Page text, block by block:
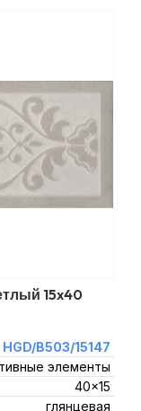
15x40
HGD/B503/15147
элементы
40x15
глянцевая